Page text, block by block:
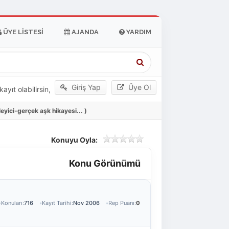
ÜYE LISTESI AJANDA YARDIM
Giriş Yap Üye Ol
olabilirsin,
gerçek aşk hikayesi... )
Konuyu Oyla:
Konu Görünümü
Konuları:716 Kayıt Tarihi:Nov 2006 Rep Puanı:0